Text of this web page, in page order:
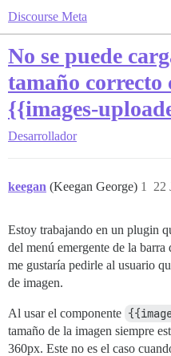
Discourse Meta
No se puede
tamaño correcto
{{images-
Desarrollador
keegan (Keegan George) 22
1
Estoy trabajando en un plugin
del menú emergente de la
me gustaría pedirle al usuario
de imagen.
Al usar el componente
tamaño de la imagen siempre
360px. Este no es el caso